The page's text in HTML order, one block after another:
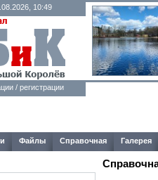
10:49
/ регистрации
Файлы Справочная Галерея